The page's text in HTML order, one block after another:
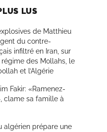
LUS
de Matthieu
du contre-
infiltré en Iran, sur
régime des Mollahs, le
et l’Algérie
Fakir: «Ramenez-
clame sa famille à
algérien prépare une